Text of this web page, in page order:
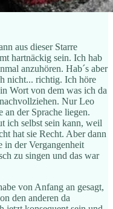
aus dieser Starre
hartnäckig sein. Ich hab
anzuhören. Hab´s aber
nicht... richtig. Ich höre
Wort von dem was ich da
Nur Leo
der Sprache liegen.
ich selbst sein kann, weil
hat sie Recht. Aber dann
der Vergangenheit
zu singen und das war
von Anfang an gesagt,
den anderen da